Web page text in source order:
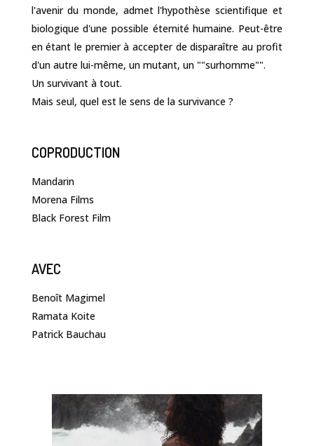
l'avenir du monde, admet l'hypothèse scientifique et
biologique d'une possible éternité humaine. Peut-être
en étant le premier à accepter de disparaître au profit
d'un autre lui-même, un mutant, un ""surhomme"".
Un survivant à tout.
Mais seul, quel est le sens de la survivance ?
COPRODUCTION
Mandarin
Morena Films
Black Forest Film
AVEC
Benoît Magimel
Ramata Koite
Patrick Bauchau